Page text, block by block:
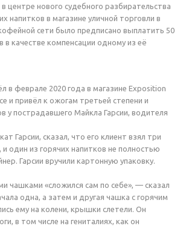
центре нового судебного разбирательства
напитков в магазине уличной торговли в
сети было предписано выплатить 50
в качестве компенсации одному из её
в феврале 2020 года в магазине Exposition
и привёл к ожогам третьей степени и
у пострадавшего Майкла Гарсии, водителя
Гарсии, сказал, что его клиент взял три
один из горячих напитков не полностью
Гарсии вручили картонную упаковку.
чашками «сложился сам по себе», — сказал
одна, а затем и другая чашка с горячим
ему на колени, крышки слетели. Он
в том числе на гениталиях, как он